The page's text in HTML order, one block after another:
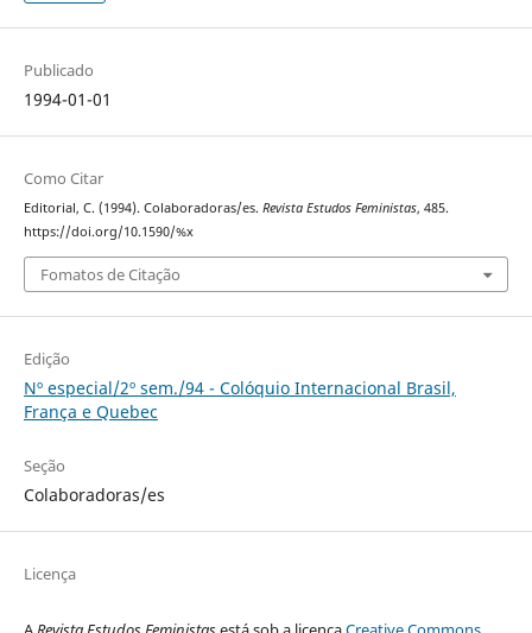
Publicado
1994-01-01
Como Citar
Editorial, C. (1994). Colaboradoras/es. Revista Estudos Feministas, 485.
https://doi.org/10.1590/%x
Fomatos de Citação
Edição
Nº especial/2º sem./94 - Colóquio Internacional Brasil,
França e Quebec
Seção
Colaboradoras/es
Licença